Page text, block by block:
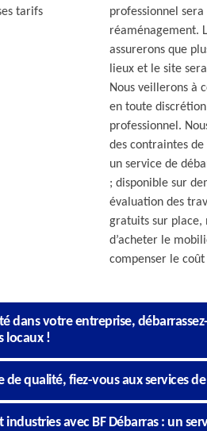
tarifs
professionnel
réaménagement.
assurerons que
lieux et le site
Nous veillerons à
en toute
professionnel.
des contraintes
un service de
; disponible sur
évaluation des
gratuits sur place,
d’acheter le
compenser le
dans votre entreprise,
locaux !
de qualité, fiez-vous aux services
avec BF Débarras : un